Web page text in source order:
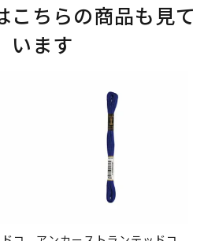
こちらの商品も見て
います